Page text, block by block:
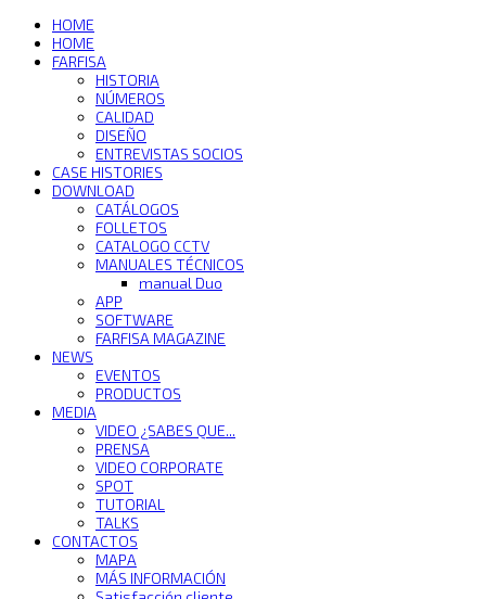
HOME
HOME
FARFISA
HISTORIA
NÚMEROS
CALIDAD
DISEÑO
ENTREVISTAS SOCIOS
CASE HISTORIES
DOWNLOAD
CATÁLOGOS
FOLLETOS
CATALOGO CCTV
MANUALES TÉCNICOS
manual Duo
APP
SOFTWARE
FARFISA MAGAZINE
NEWS
EVENTOS
PRODUCTOS
MEDIA
VIDEO ¿SABES QUE...
PRENSA
VIDEO CORPORATE
SPOT
TUTORIAL
TALKS
CONTACTOS
MAPA
MÁS INFORMACIÓN